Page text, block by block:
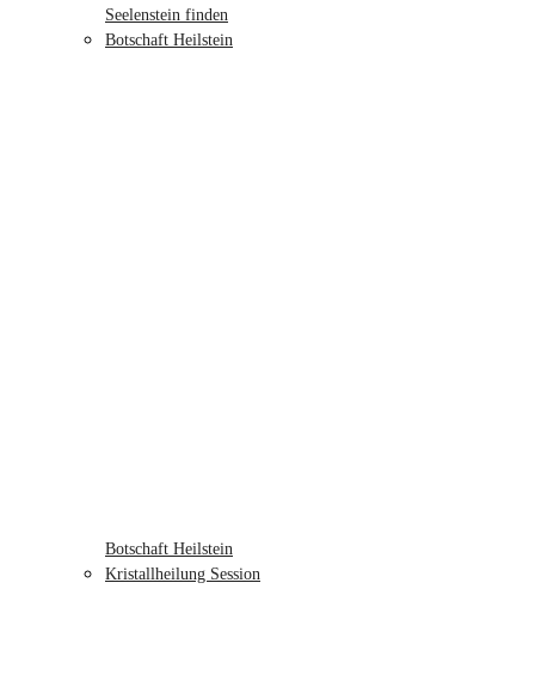
Seelenstein finden
Botschaft Heilstein
Botschaft Heilstein
Kristallheilung Session